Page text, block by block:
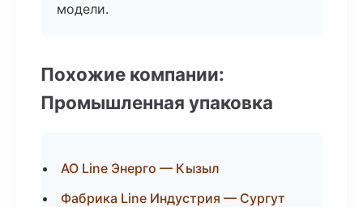
модели.
Похожие компании:
Промышленная упаковка
АО Line Энерго — Кызыл
Фабрика Line Индустрия — Сургут